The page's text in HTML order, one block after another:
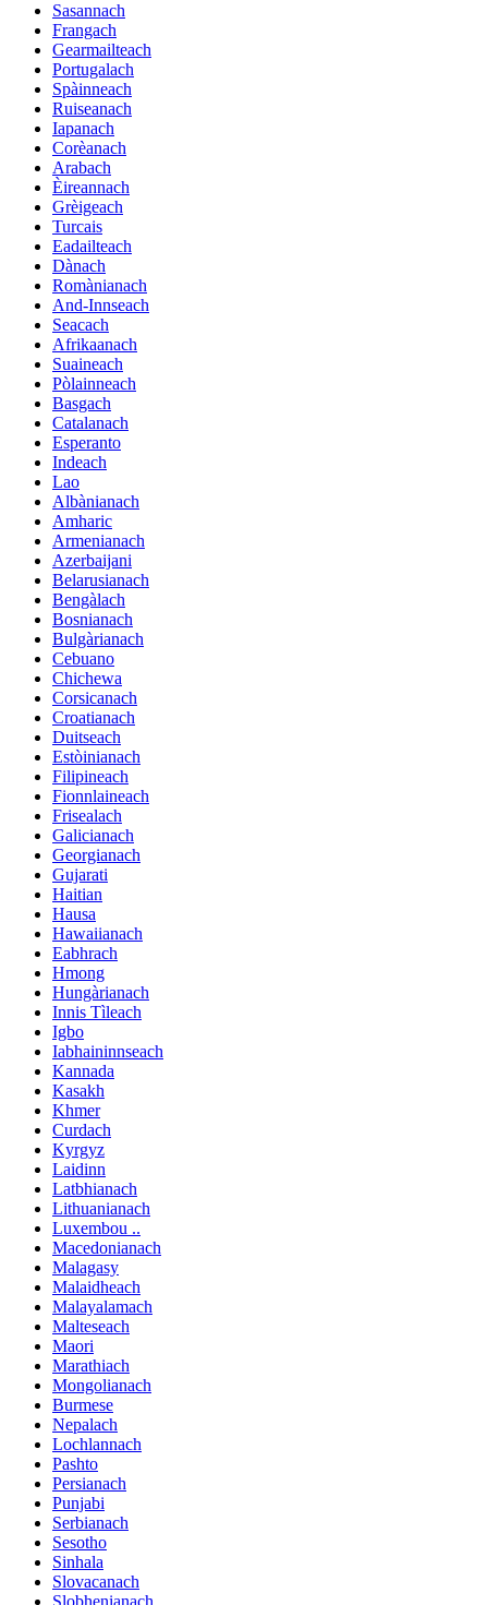
Sasannach
Frangach
Gearmailteach
Portugalach
Spàinneach
Ruiseanach
Iapanach
Corèanach
Arabach
Èireannach
Grèigeach
Turcais
Eadailteach
Dànach
Romànianach
And-Innseach
Seacach
Afrikaanach
Suaineach
Pòlainneach
Basgach
Catalanach
Esperanto
Indeach
Lao
Albànianach
Amharic
Armenianach
Azerbaijani
Belarusianach
Bengàlach
Bosnianach
Bulgàrianach
Cebuano
Chichewa
Corsicanach
Croatianach
Duitseach
Estòinianach
Filipineach
Fionnlaineach
Frisealach
Galicianach
Georgianach
Gujarati
Haitian
Hausa
Hawaiianach
Eabhrach
Hmong
Hungàrianach
Innis Tìleach
Igbo
Iabhaininnseach
Kannada
Kasakh
Khmer
Curdach
Kyrgyz
Laidinn
Latbhianach
Lithuanianach
Luxembou ..
Macedonianach
Malagasy
Malaidheach
Malayalamach
Malteseach
Maori
Marathiach
Mongolianach
Burmese
Nepalach
Lochlannach
Pashto
Persianach
Punjabi
Serbianach
Sesotho
Sinhala
Slovacanach
Slobhenianach